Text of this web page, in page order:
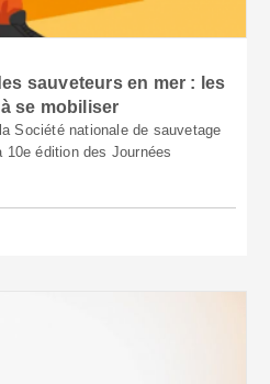
sauveteurs en mer : les
se mobiliser
Société nationale de sauvetage
10e édition des Journées